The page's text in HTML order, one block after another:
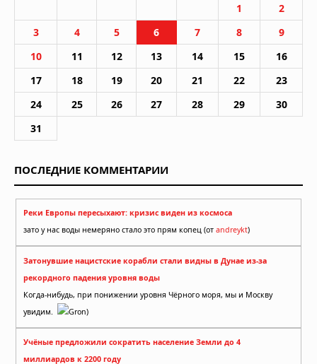
1
2
3
4 5 6 7 8
9
10
11 12 13 14 15
16
17
18 19 20 21 22
23
24
25 26 27 28 29
30
31
ПОСЛЕДНИЕ КОММЕНТАРИИ
Реки Европы пересыхают: кризис виден из космоса
зато у нас воды немеряно стало это прям копец (от andreykt)
Затонувшие нацистские корабли стали видны в Дунае из-за
рекордного падения уровня воды
Когда-нибудь, при понижении уровня Чёрного моря, мы и Москву
увидим.
Gron)
Учёные предложили сократить население Земли до 4
миллиардов к 2200 году